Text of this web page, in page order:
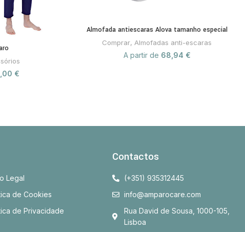
€
Almofada antiescaras Alova tamanho especial
Comprar, Almofadas anti-escaras
A partir de 68,94 €
Legal
de Cookies
de Privacidade
Contactos
(+351) 935312445
info@amparocare.com
Rua David de Sousa, 1000-105,
Lisboa